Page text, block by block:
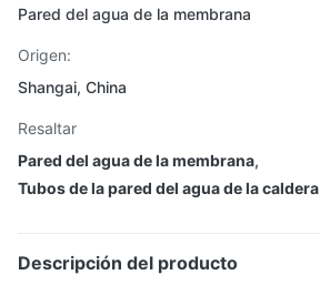
Pared del agua de la membrana
Origen:
Shangai, China
Resaltar
Pared del agua de la membrana,
Tubos de la pared del agua de la caldera
Descripción del producto